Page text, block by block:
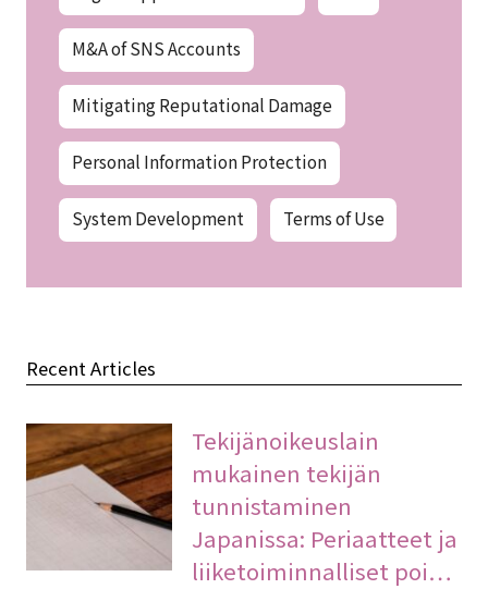
M&A of SNS Accounts
Mitigating Reputational Damage
Personal Information Protection
System Development Terms of Use
Recent Articles
Tekijänoikeuslain
mukainen tekijän
tunnistaminen
Japanissa: Periaatteet ja
liiketoiminnalliset poi…